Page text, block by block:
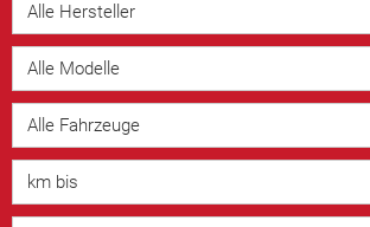
Alle Hersteller
Alle Modelle
Alle Fahrzeuge
km bis